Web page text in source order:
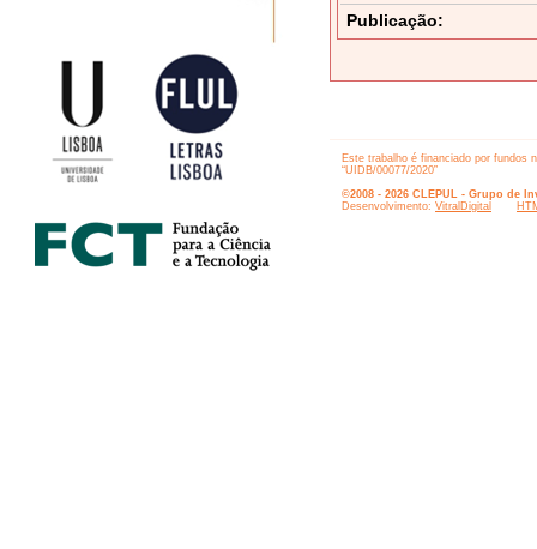
Publicação:
Este trabalho é financiado por fundos
“UIDB/00077/2020”
©2008 - 2026 CLEPUL - Grupo de
Desenvolvimento: VitralDigital